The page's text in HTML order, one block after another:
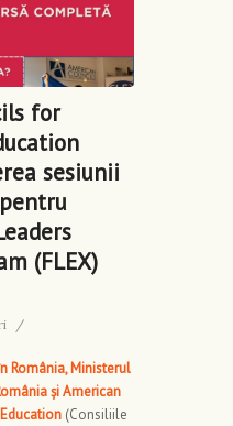
for
sesiunii
(FLEX)
/
România, Ministerul
și American
(Consiliile